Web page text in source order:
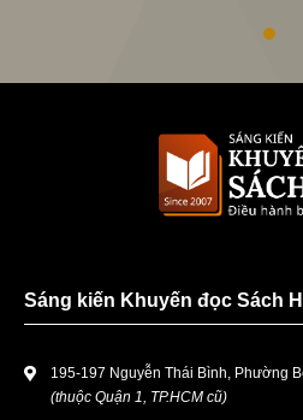
Sáng kiến Khuyến đọc Sách
195-197 Nguyễn Thái Bình, Phường
(thuộc Quận 1, TP.HCM cũ)